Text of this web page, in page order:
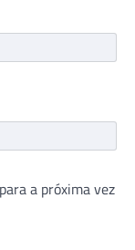
a próxima vez